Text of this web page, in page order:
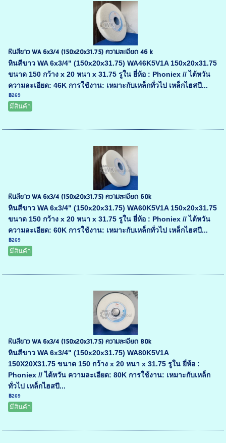
หินสีขาว WA 6x3/4 (150x20x31.75) ความละเอียด 46 k
หินสีขาว WA 6x3/4" (150x20x31.75) WA46K5V1A 150x20x31.75
ขนาด 150 กว้าง x 20 หนา x 31.75 รูใน ยี่ห้อ : Phoniex // ไต้หวัน
ความละเอียด: 46K การใช้งาน: เหมาะกับเหล็กทั่วไป เหล็กไฮสปี...
฿269
มีสินค้า
หินสีขาว WA 6x3/4 (150x20x31.75) ความละเอียด 60k
หินสีขาว WA 6x3/4" (150x20x31.75) WA60K5V1A 150x20x31.75
ขนาด 150 กว้าง x 20 หนา x 31.75 รูใน ยี่ห้อ : Phoniex // ไต้หวัน
ความละเอียด: 60K การใช้งาน: เหมาะกับเหล็กทั่วไป เหล็กไฮสปี...
฿269
มีสินค้า
หินสีขาว WA 6x3/4 (150x20x31.75) ความละเอียด 80k
หินสีขาว WA 6x3/4" (150x20x31.75) WA80K5V1A
150X20X31.75 ขนาด 150 กว้าง x 20 หนา x 31.75 รูใน ยี่ห้อ :
Phoniex // ไต้หวัน ความละเอียด: 80K การใช้งาน: เหมาะกับเหล็ก
ทั่วไป เหล็กไฮสปี...
฿269
มีสินค้า